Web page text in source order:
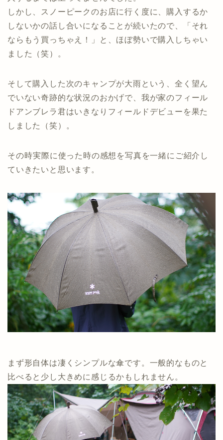
しかし、スノーピークのお店に行く度に、購入するか
しないかの話し合いになることが続いたので、「それ
ならもう買っちゃえ！」と、ほぼ勢いで購入しちゃい
ました（笑）。
そして購入した次のキャンプが大雨という、全く望ん
でいない奇跡的な状況のおかげで、我が家のフィール
ドアンブレラ君はいきなりフィールドデビューを果た
しました（笑）。
その時実際に使った時の感想を写真を一緒にご紹介し
ていきたいと思います。
まず形自体は凄くシンプルな傘です。一般的なものと
比べると少し大きめに感じるかもしれません。